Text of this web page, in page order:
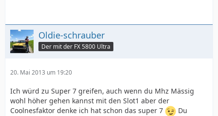
Oldie-schrauber
Der mit der FX 5800 Ultra
20. Mai 2013 um 19:20
Ich würd zu Super 7 greifen, auch wenn du Mhz Mässig
wohl höher gehen kannst mit den Slot1 aber der
Coolnesfaktor denke ich hat schon das super 7
Du